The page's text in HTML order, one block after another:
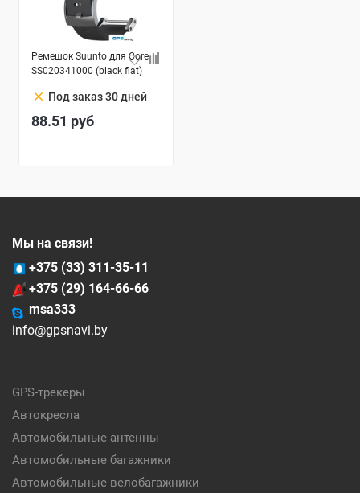
Ремешок Suunto для Core
SS020341000 (black flat)
clear Под заказ 30 дней
88.51 руб
Мы на связи!
+375 (33) 311-35-11
+375 (29) 164-66-66
msa333
info@gpsnavi.by
GPS-трекеры
Автокресла
Автомобильные антенны
Автомобильные багажники
Автомобильные велобагажники